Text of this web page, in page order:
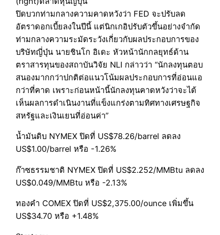
ปิดบวกท่ามกลางความคาดหวังว่า FED จะปรับลด
อัตราดอกเบี้ยลงในปีนี้ แต่นิกเกอิปรับตัวขึ้นอย่างจำกัด
ท่ามกลางความระมัดระวังเกี่ยวกับผลประกอบการของ
บริษัทญี่ปุ่น นายชินโก อิเดะ หัวหน้านักกลยุทธ์ด้าน
ตราสารทุนของสถาบันวิจัย NLI กล่าวว่า “นักลงทุนตอบ
สนองมากกว่าปกติต่อแนวโน้มผลประกอบการที่อ่อนแอ
กว่าที่คาด เพราะก่อนหน้านี้นักลงทุนคาดหวังว่าจะได้
เห็นผลการดำเนินงานที่แข็งแกร่งตามทิศทางเศรษฐกิจ
สหรัฐและเงินเยนที่อ่อนค่า”
น้ำมันดิบ NYMEX ปิดที่ US$78.26/barrel ลดลง
US$1.00/barrel หรือ -1.26%
ก๊าซธรรมชาติ NYMEX ปิดที่ US$2.252/MMBtu ลดลง
US$0.049/MMBtu หรือ -2.13%
ทองคำ COMEX ปิดที่ US$2,375.00/ounce เพิ่มขึ้น
US$34.70 หรือ +1.48%